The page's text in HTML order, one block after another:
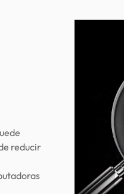
reducir